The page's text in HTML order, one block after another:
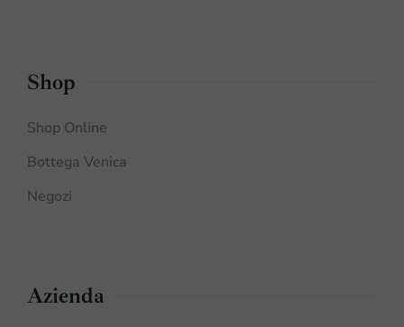
Shop
Shop Online
Bottega Venica
Negozi
Azienda